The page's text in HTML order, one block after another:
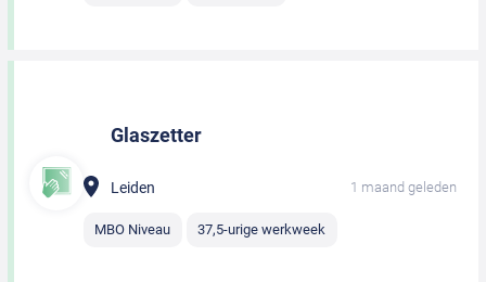
Glaszetter
Leiden 1 maand geleden
MBO Niveau 37,5-urige werkweek